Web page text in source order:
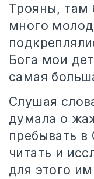
Трояны, там
много
Бога мои
самая
Слушая
думала о
пребывать в
читать и
для этого